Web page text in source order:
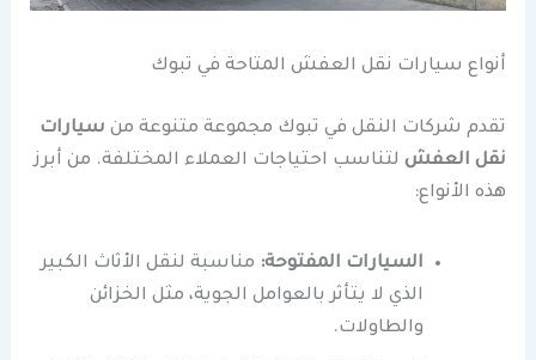
أنواع سيارات نقل العفش المتاحة في تبوك
تقدم شركات النقل في تبوك مجموعة متنوعة من سيارات
نقل العفش لتناسب احتياجات العملاء المختلفة. من أبرز
هذه الأنواع:
السيارات المفتوحة: مناسبة لنقل الأثاث الكبير
الذي لا يتأثر بالعوامل الجوية، مثل الخزائن
والطاولات.